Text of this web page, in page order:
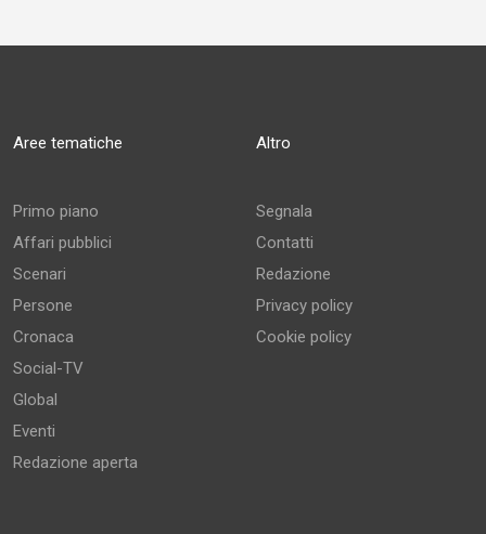
Aree tematiche
Primo piano
Affari pubblici
Scenari
Persone
Cronaca
Social-TV
Global
Eventi
Redazione aperta
Altro
Segnala
Contatti
Redazione
Privacy policy
Cookie policy